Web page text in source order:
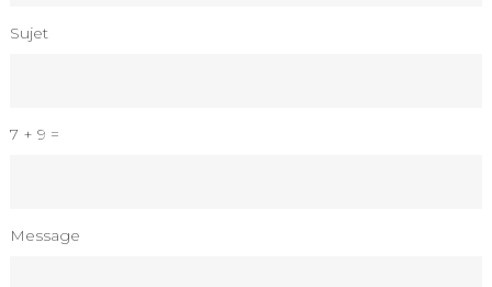
Sujet
7 + 9 =
Please
Please
Message